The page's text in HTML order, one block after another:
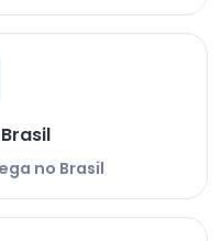
no Brasil